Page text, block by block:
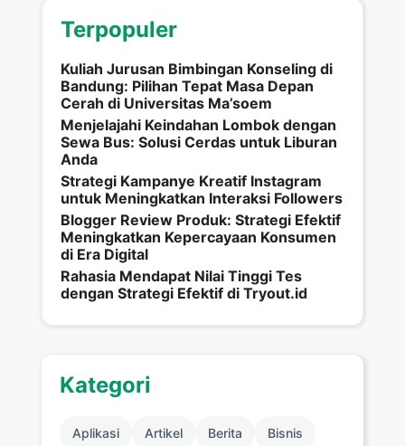
Terpopuler
Kuliah Jurusan Bimbingan Konseling di
Bandung: Pilihan Tepat Masa Depan
Cerah di Universitas Ma’soem
Menjelajahi Keindahan Lombok dengan
Sewa Bus: Solusi Cerdas untuk Liburan
Anda
Strategi Kampanye Kreatif Instagram
untuk Meningkatkan Interaksi Followers
Blogger Review Produk: Strategi Efektif
Meningkatkan Kepercayaan Konsumen
di Era Digital
Rahasia Mendapat Nilai Tinggi Tes
dengan Strategi Efektif di Tryout.id
Kategori
Aplikasi Artikel Berita Bisnis